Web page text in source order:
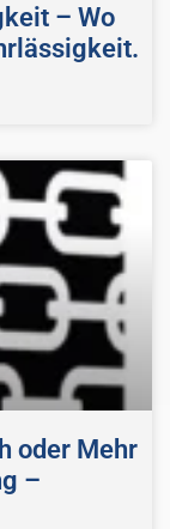
– Wo
oder Mehr
–